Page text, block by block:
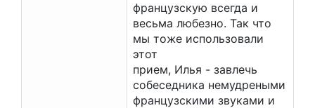
французскую всегда и
весьма любезно. Так что
мы тоже использовали
этот
прием, Илья - завлечь
собеседника немудреными
французскими звуками и